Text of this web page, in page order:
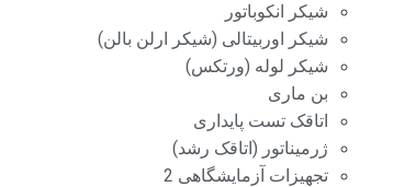
شیکر انکوباتور
شیکر اوربیتالی (شیکر ارلن بالن)
شیکر لوله (ورتکس)
بن ماری
اتاقک تست پایداری
ژرمیناتور (اتاقک رشد)
تجهیزات آزمایشگاهی 2